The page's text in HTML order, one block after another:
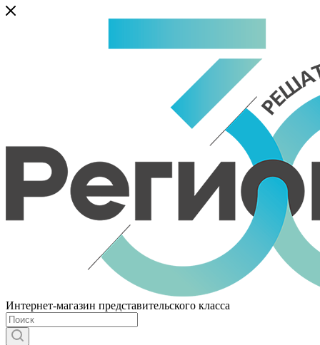
Интернет-магазин представительского класса